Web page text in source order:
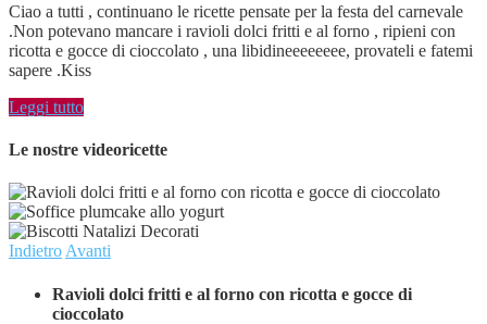
Ciao a tutti , continuano le ricette pensate per la festa del carnevale
.Non potevano mancare i ravioli dolci fritti e al forno , ripieni con
ricotta e gocce di cioccolato , una libidineeeeeeee, provateli e fatemi
sapere .Kiss
Leggi tutto
Le nostre videoricette
Indietro Avanti
Ravioli dolci fritti e al forno con ricotta e gocce di
cioccolato